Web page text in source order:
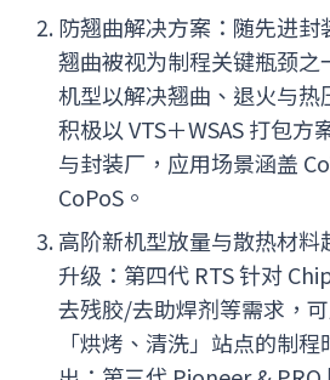
防翘曲解决方案：随先进封
翘曲被视为制程关键瓶颈之
机型以解决翘曲、退火与热
积极以 VTS＋WSAS 打包方
与封装厂，应用场景涵盖
CoPoS。
高阶新机型放量与散热材
升级：第四代 RTS 针对
去残胶/去助焊剂等需求，
「烘烤、清洗」站点的制